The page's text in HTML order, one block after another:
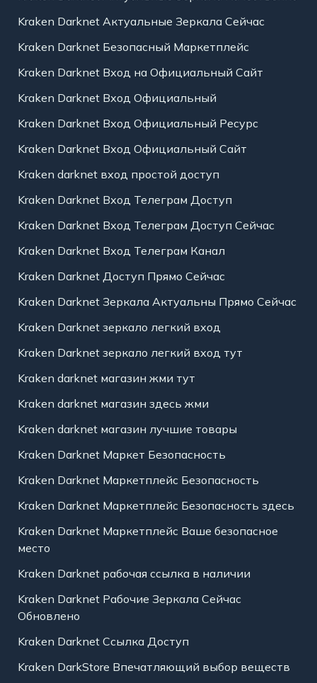
Kraken Darknet Актуальные Зеркала Сейчас
Kraken Darknet Безопасный Маркетплейс
Kraken Darknet Вход на Официальный Сайт
Kraken Darknet Вход Официальный
Kraken Darknet Вход Официальный Ресурс
Kraken Darknet Вход Официальный Сайт
Kraken darknet вход простой доступ
Kraken Darknet Вход Телеграм Доступ
Kraken Darknet Вход Телеграм Доступ Сейчас
Kraken Darknet Вход Телеграм Канал
Kraken Darknet Доступ Прямо Сейчас
Kraken Darknet Зеркала Актуальны Прямо Сейчас
Kraken Darknet зеркало легкий вход
Kraken Darknet зеркало легкий вход тут
Kraken darknet магазин жми тут
Kraken darknet магазин здесь жми
Kraken darknet магазин лучшие товары
Kraken Darknet Маркет Безопасность
Kraken Darknet Маркетплейс Безопасность
Kraken Darknet Маркетплейс Безопасность здесь
Kraken Darknet Маркетплейс Ваше безопасное
место
Kraken Darknet рабочая ссылка в наличии
Kraken Darknet Рабочие Зеркала Сейчас
Обновлено
Kraken Darknet Ссылка Доступ
Kraken DarkStore Впечатляющий выбор веществ